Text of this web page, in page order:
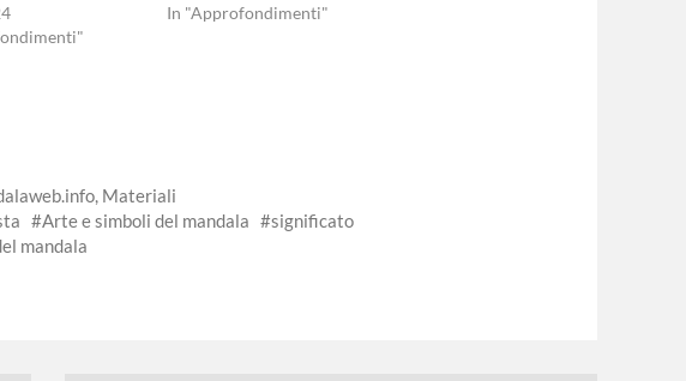
In "Approfondimenti"
, Materiali
Arte e simboli del mandala
significato
mandala